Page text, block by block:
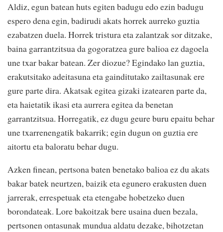
Aldiz, egun batean huts egiten badugu edo ezin badugu
espero dena egin, badirudi akats horrek aurreko guztia
ezabatzen duela. Horrek tristura eta zalantzak sor ditzake,
baina garrantzitsua da gogoratzea gure balioa ez dagoela
une txar bakar batean. Zer diozue? Egindako lan guztia,
erakutsitako adeitasuna eta gainditutako zailtasunak ere
gure parte dira. Akatsak egitea gizaki izatearen parte da,
eta haietatik ikasi eta aurrera egitea da benetan
garrantzitsua. Horregatik, ez dugu geure buru epaitu behar
une txarrenengatik bakarrik; egin dugun on guztia ere
aitortu eta baloratu behar dugu.
Azken finean, pertsona baten benetako balioa ez du akats
bakar batek neurtzen, baizik eta egunero erakusten duen
jarrerak, errespetuak eta etengabe hobetzeko duen
borondateak. Lore bakoitzak bere usaina duen bezala,
pertsonen ontasunak mundua aldatu dezake, bihotzetan